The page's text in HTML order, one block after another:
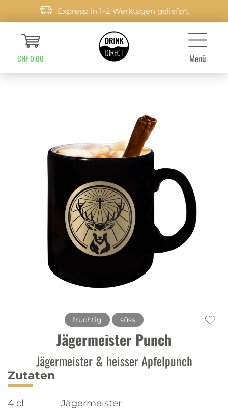
Express: in 1–2 Werktagen geliefert
CHF 0.00 Menü
fruchtig süss
Jägermeister Punch
Jägermeister & heisser Apfelpunch
Zutaten
4 cl
Jägermeister